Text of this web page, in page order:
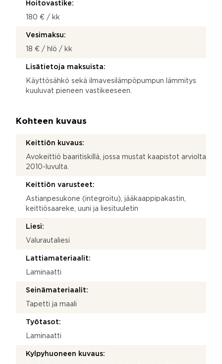
Hoitovastike:
180 € / kk
Vesimaksu:
18 € / hlö / kk
Lisätietoja maksuista:
Käyttösähkö sekä ilmavesilämpöpumpun lämmitys
kuuluvat pieneen vastikeeseen.
Kohteen kuvaus
Keittiön kuvaus:
Avokeittiö baaritiskillä, jossa mustat kaapistot arviolta
2010-luvulta.
Keittiön varusteet:
Astianpesukone (integroitu), jääkaappipakastin,
keittiösaareke, uuni ja liesituuletin
Liesi:
Valurautaliesi
Lattiamateriaalit:
Laminaatti
Seinämateriaalit:
Tapetti ja maali
Työtasot:
Laminaatti
Kylpyhuoneen kuvaus: